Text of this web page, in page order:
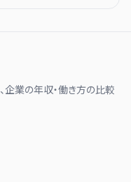
業の年収・働き方の比較